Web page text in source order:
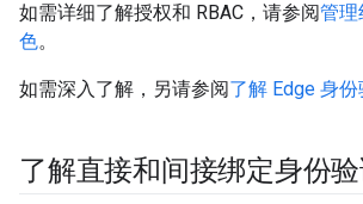
如需详细了解授权和 RBAC，请参阅管理
色。
如需深入了解，另请参阅了解 Edge 身
了解直接和间接绑定身份